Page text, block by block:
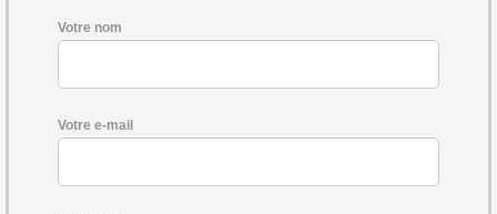
Votre nom
Votre e-mail